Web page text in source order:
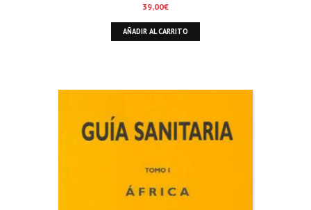
39,00€
AÑADIR AL CARRITO